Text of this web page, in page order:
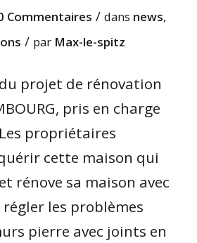
Commentaires / dans news,
/ par Max-le-spitz
projet de rénovation
pris en charge
propriétaires
cette maison qui
rénove sa maison avec
les problèmes
pierre avec joints en